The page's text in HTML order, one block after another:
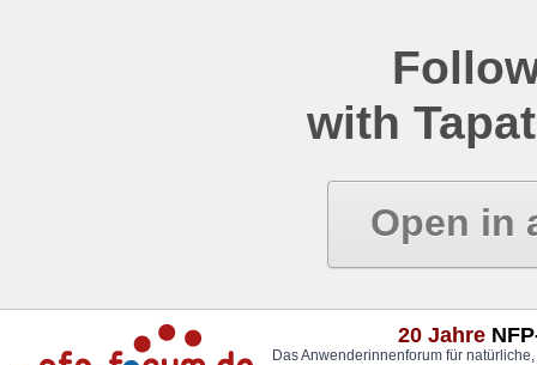
with
Open in
20 Jahre
Das Anwenderinnenforum für